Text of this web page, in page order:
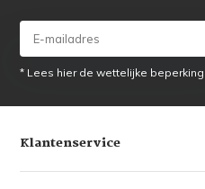
* Lees hier de wettelijke
Klantenservice